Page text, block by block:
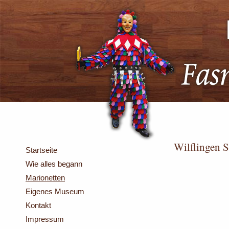
Startseite
Wie alles begann
Marionetten
Eigenes Museum
Kontakt
Impressum
Wilflingen